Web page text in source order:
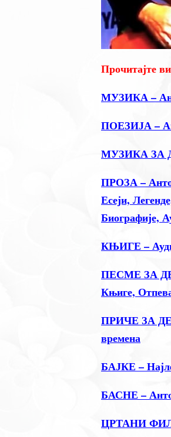
Прочитајте
МУЗИКА –
ПОЕЗИЈА –
МУЗИКА ЗА
ПРОЗА –
Есеји,
Биографије,
КЊИГЕ –
ПЕСМЕ ЗА
Књиге,
ПРИЧЕ ЗА
времена
БАЈКЕ –
БАСНЕ –
ЦРТАНИ